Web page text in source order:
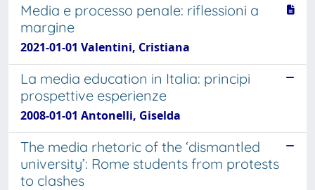
Media e processo penale: riflessioni a
margine
2021-01-01 Valentini, Cristiana
La media education in Italia: principi
prospettive esperienze
2008-01-01 Antonelli, Giselda
The media rhetoric of the ‘dismantled
university’: Rome students from protests
to clashes